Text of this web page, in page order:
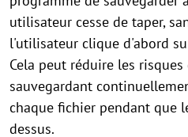
utilisateur cesse de taper,
l'utilisateur clique d'abord
Cela peut réduire les
sauvegardant
chaque fichier pendant que
dessus.